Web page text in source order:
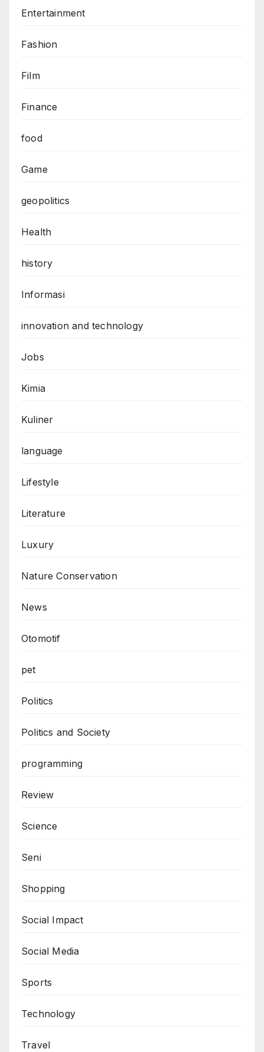
Entertainment
Fashion
Film
Finance
food
Game
geopolitics
Health
history
Informasi
innovation and technology
Jobs
Kimia
Kuliner
language
Lifestyle
Literature
Luxury
Nature Conservation
News
Otomotif
pet
Politics
Politics and Society
programming
Review
Science
Seni
Shopping
Social Impact
Social Media
Sports
Technology
Travel